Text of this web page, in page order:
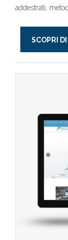
addestrati,
SCOPRI